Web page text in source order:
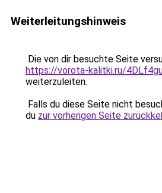
Weiterleitungshinweis
Die von dir besuchte Seite
https://vorota-kalitki.ru/
weiterzuleiten.
Falls du diese Seite nicht
du zur vorherigen Seite